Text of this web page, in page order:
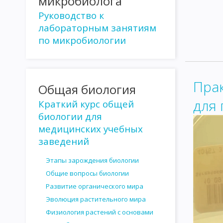
КУЛЬТИВИРОВАНИЕ СПИРОХЕТ И ПРОСТЕЙШИХ
РАСПОСТРАНЕНИЕ МИКРООРГАНИЗМОВ В ПРИРОДЕ
РОЛЬ МИКРООРГАНИЗМОВ В КРУГОВОРОТЕ ВЕЩЕСТВ В
СТЕРИЛИЗАЦИЯ И ДЕЗИНФЕКЦИЯ АНТАГОНИЗМ
АНТИБИОТИКИ, ПОЛУЧЕННЫЕ ИЗ БАКТЕРИЙ
ОПРЕДЕЛЕНИЕ ЧУВСТВИТЕЛЬНОСТИ МИКРОБОВ К
ВЗАИМОДЕЙСТВИЕ ФАГОВ И БАКТЕРИЙ
ЗНАЧЕНИЕ БАКТЕРИОФАГА КАК ФАКТОРА ИЗМЕНЧИВОСТИ
ГЕНОТИПИЧЕСКАЯ ИЗМЕНЧИВОСТЬ
УЧЕНИЕ ОБ ИНФЕКЦИИ РОЛЬ МИКРООРГАНИЗМОВ В
Руководство к
лабораторным занятиям
по микробиологии
Общая биология
Краткий курс общей
биологии для
медицинских учебных
заведений
Этапы зарождения биологии
Общие вопросы биологии
Развитие органического мира
Эволюция растительного мира
Физиология растений с основами
для